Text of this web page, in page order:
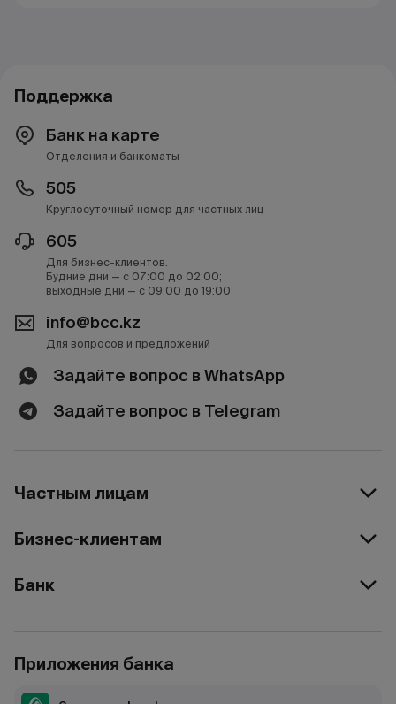
Поддержка
Банк на карте
Отделения и банкоматы
505
Круглосуточный номер для частных лиц
605
Для бизнес-клиентов.
Будние дни — с 07:00 до 02:00;
выходные дни — с 09:00 до 19:00
info@bcc.kz
Для вопросов и предложений
Задайте вопрос в WhatsApp
Задайте вопрос в Telegram
Частным лицам
Бизнес-клиентам
Банк
Приложения банка